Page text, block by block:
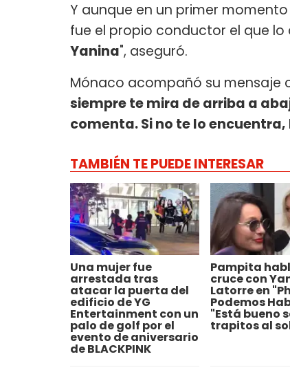
Y aunque en un primer
fue el propio conductor el que lo
Yanina", aseguró.
Mónaco acompañó su mensaje
siempre te mira de arriba a
comenta. Si no te lo
TAMBIÉN TE PUEDE INTERESAR
Una mujer fue
arrestada tras
atacar la puerta del
edificio de YG
Entertainment con un
palo de golf por el
evento de aniversario
de BLACKPINK
Pampita
cruce con
Latorre en
Podemos
"Está bueno
trapitos al